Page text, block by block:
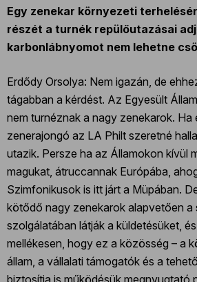
Egy zenekar környezeti
részét a turnék repülőutazásai
karbonlábnyomot nem lehetne
Erdődy Orsolya: Nem igazán, de
tágabban a kérdést. Az Egyesült
nem turnéznak a nagy zenekarok. Ha
zenerajongó az LA Philt szeretné
utazik. Persze ha az Államokon kívül
magukat, átruccannak Európába,
Szimfonikusok is itt járt a Müpában.
kötődő nagy zenekarok alapvetően a
szolgálatában látják a küldetésüket,
mellékesen, hogy ez a közösség – a
állam, a vállalati támogatók és a
biztosítja is működésük megnyugtató